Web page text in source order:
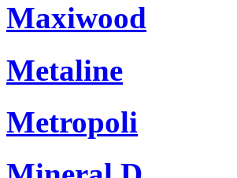
Maxiwood
Metaline
Metropoli